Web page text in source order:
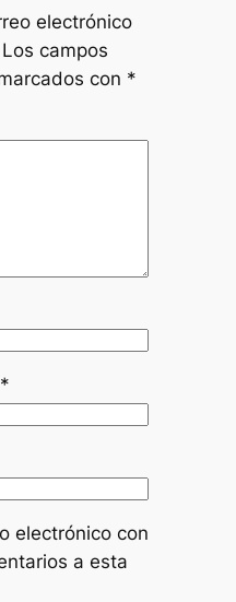
electrónico
Los campos
con *
*
electrónico con
a esta